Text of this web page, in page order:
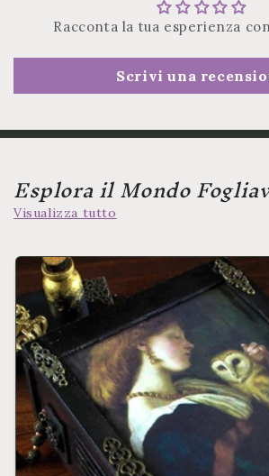
Racconta la tua esperienza
Scrivi una
Esplora il Mondo
Visualizza tutto